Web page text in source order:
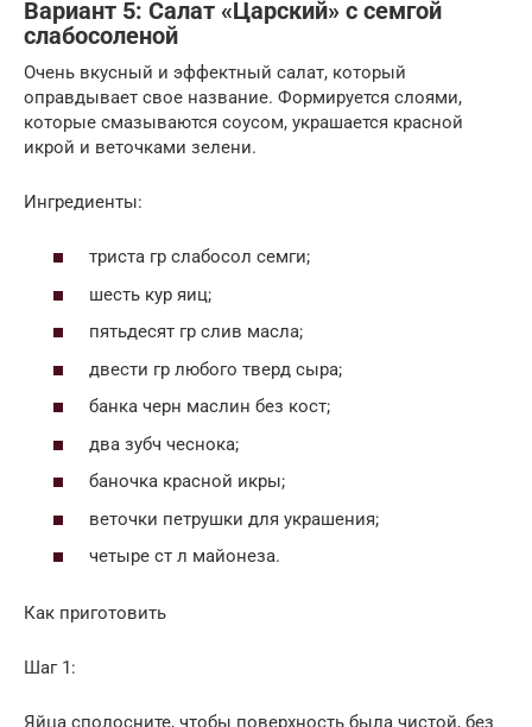
Вариант 5: Салат «Царский» с семгой
слабосоленой
Очень вкусный и эффектный салат, который
оправдывает свое название. Формируется слоями,
которые смазываются соусом, украшается красной
икрой и веточками зелени.
Ингредиенты:
триста гр слабосол семги;
шесть кур яиц;
пятьдесят гр слив масла;
двести гр любого тверд сыра;
банка черн маслин без кост;
два зубч чеснока;
баночка красной икры;
веточки петрушки для украшения;
четыре ст л майонеза.
Как приготовить
Шаг 1:
Яйца сполосните, чтобы поверхность была чистой, без